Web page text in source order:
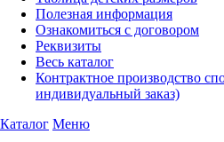
Полезная информация
Ознакомиться с договором
Реквизиты
Весь каталог
Контрактное производство
индивидуальный заказ)
Каталог Меню